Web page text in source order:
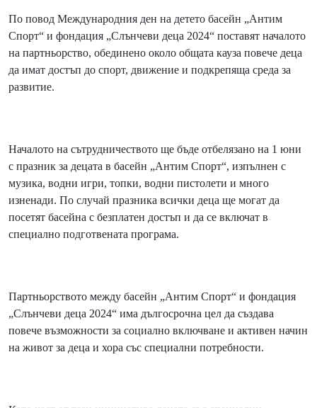
По повод Международния ден на детето басейн „Антим
Спорт“ и фондация „Слънчеви деца 2024“ поставят началото
на партньорство, обединено около общата кауза повече деца
да имат достъп до спорт, движение и подкрепяща среда за
развитие.
Началото на сътрудничеството ще бъде отбелязано на 1 юни
с празник за децата в басейн „Антим Спорт“, изпълнен с
музика, водни игри, топки, водни пистолети и много
изненади. По случай празника всички деца ще могат да
посетят басейна с безплатен достъп и да се включат в
специално подготвената програма.
Партньорството между басейн „Антим Спорт“ и фондация
„Слънчеви деца 2024“ има дългосрочна цел да създава
повече възможности за социално включване и активен начин
на живот за деца и хора със специални потребности.